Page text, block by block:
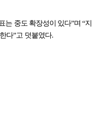
는 중도 확장성이 있다”며 “지
다”고 덧붙였다.